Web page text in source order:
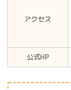
アクセス
公式HP